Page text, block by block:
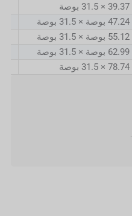
39.37 × 31.5 بوصة
47.24 بوصة × 31.5 بوصة
55.12 بوصة × 31.5 بوصة
62.99 بوصة × 31.5 بوصة
78.74 × 31.5 بوصة